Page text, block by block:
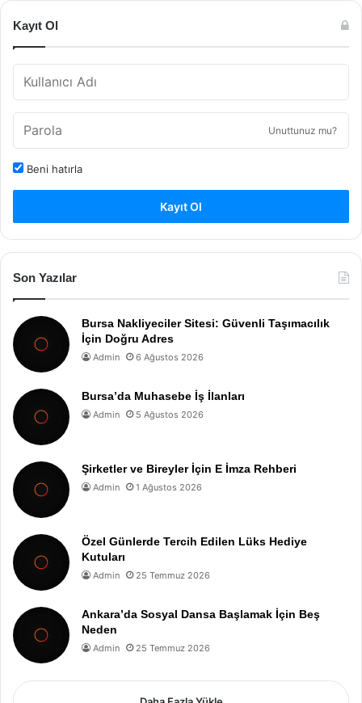
Kayıt Ol
Unuttunuz mu?
Beni hatırla
Kayıt Ol
Son Yazılar
Bursa Nakliyeciler Sitesi: Güvenli Taşımacılık
İçin Doğru Adres
Admin 6 Ağustos 2026
Bursa’da Muhasebe İş İlanları
Admin 5 Ağustos 2026
Şirketler ve Bireyler İçin E İmza Rehberi
Admin 1 Ağustos 2026
Özel Günlerde Tercih Edilen Lüks Hediye
Kutuları
Admin 25 Temmuz 2026
Ankara’da Sosyal Dansa Başlamak İçin Beş
Neden
Admin 25 Temmuz 2026